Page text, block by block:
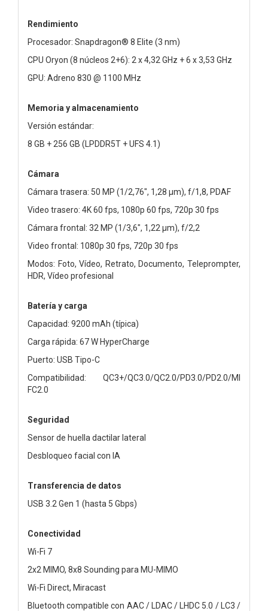
Rendimiento
Procesador: Snapdragon® 8 Elite (3 nm)
CPU Oryon (8 núcleos 2+6): 2 x 4,32 GHz + 6 x 3,53 GHz
GPU: Adreno 830 @ 1100 MHz
Memoria y almacenamiento
Versión estándar:
8 GB + 256 GB (LPDDR5T + UFS 4.1)
Cámara
Cámara trasera: 50 MP (1/2,76", 1,28 µm), f/1,8, PDAF
Video trasero: 4K 60 fps, 1080p 60 fps, 720p 30 fps
Cámara frontal: 32 MP (1/3,6", 1,22 µm), f/2,2
Video frontal: 1080p 30 fps, 720p 30 fps
Modos: Foto, Vídeo, Retrato, Documento, Teleprompter,
HDR, Vídeo profesional
Batería y carga
Capacidad: 9200 mAh (típica)
Carga rápida: 67 W HyperCharge
Puerto: USB Tipo-C
Compatibilidad: QC3+/QC3.0/QC2.0/PD3.0/PD2.0/MI
FC2.0
Seguridad
Sensor de huella dactilar lateral
Desbloqueo facial con IA
Transferencia de datos
USB 3.2 Gen 1 (hasta 5 Gbps)
Conectividad
Wi-Fi 7
2x2 MIMO, 8x8 Sounding para MU-MIMO
Wi-Fi Direct, Miracast
Bluetooth compatible con AAC / LDAC / LHDC 5.0 / LC3 /